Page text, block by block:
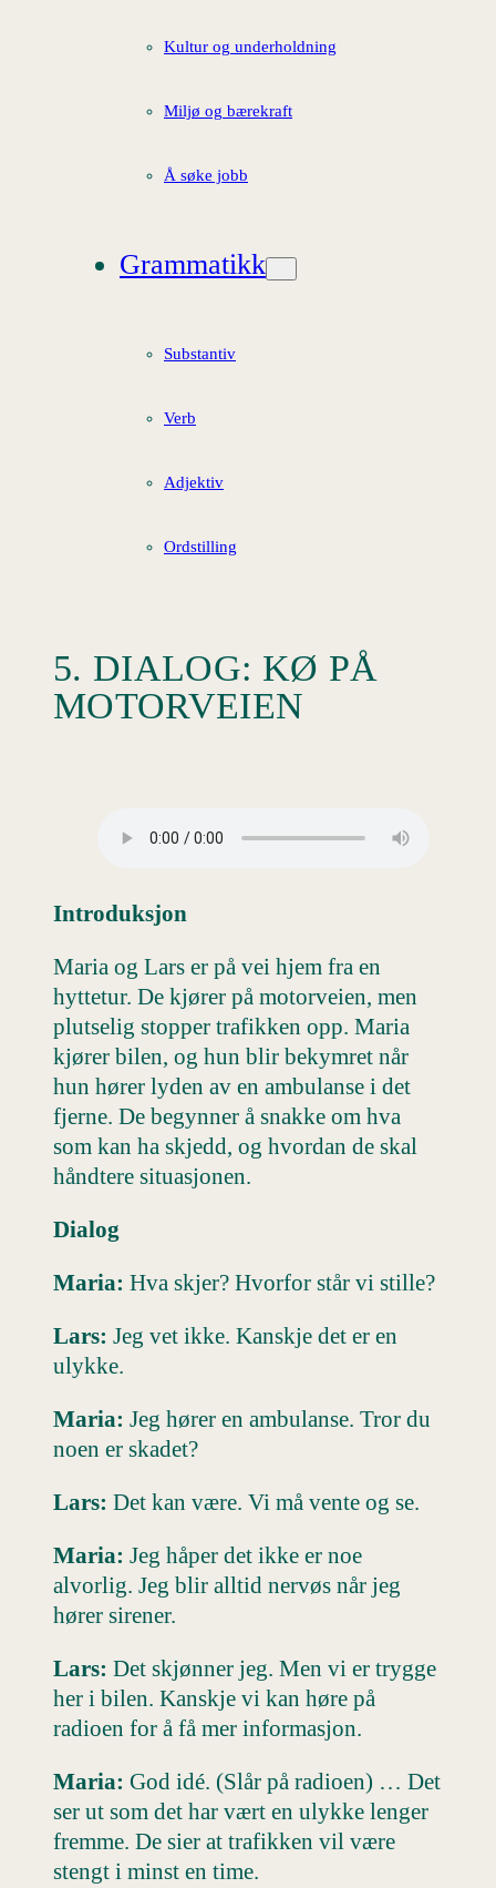
Kultur og underholdning
Miljø og bærekraft
Å søke jobb
Grammatikk
Substantiv
Verb
Adjektiv
Ordstilling
5. DIALOG: KØ PÅ
MOTORVEIEN
Introduksjon
Maria og Lars er på vei hjem fra en
hyttetur. De kjører på motorveien, men
plutselig stopper trafikken opp. Maria
kjører bilen, og hun blir bekymret når
hun hører lyden av en ambulanse i det
fjerne. De begynner å snakke om hva
som kan ha skjedd, og hvordan de skal
håndtere situasjonen.
Dialog
Maria: Hva skjer? Hvorfor står vi stille?
Lars: Jeg vet ikke. Kanskje det er en
ulykke.
Maria: Jeg hører en ambulanse. Tror du
noen er skadet?
Lars: Det kan være. Vi må vente og se.
Maria: Jeg håper det ikke er noe
alvorlig. Jeg blir alltid nervøs når jeg
hører sirener.
Lars: Det skjønner jeg. Men vi er trygge
her i bilen. Kanskje vi kan høre på
radioen for å få mer informasjon.
Maria: God idé. (Slår på radioen) … Det
ser ut som det har vært en ulykke lenger
fremme. De sier at trafikken vil være
stengt i minst en time.